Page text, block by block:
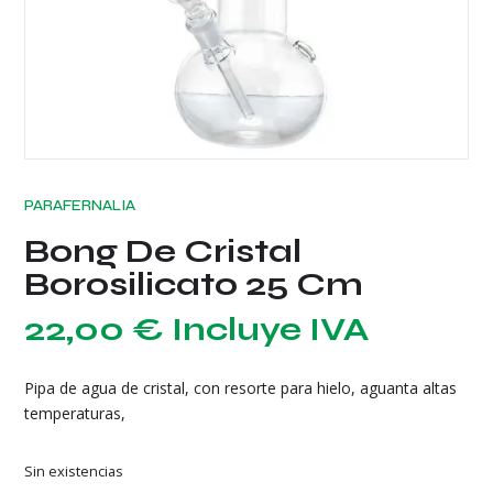
PARAFERNALIA
Bong De Cristal
Borosilicato 25 Cm
22,00 € Incluye IVA
Pipa de agua de cristal, con resorte para hielo, aguanta altas
temperaturas,
Sin existencias